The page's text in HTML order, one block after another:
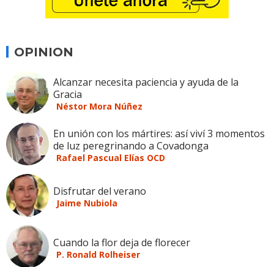
OPINION
Alcanzar necesita paciencia y ayuda de la
Gracia
Néstor Mora Núñez
En unión con los mártires: así viví 3 momentos
de luz peregrinando a Covadonga
Rafael Pascual Elías OCD
Disfrutar del verano
Jaime Nubiola
Cuando la flor deja de florecer
P. Ronald Rolheiser